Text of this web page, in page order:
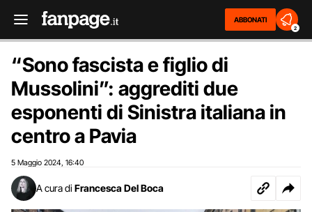
ABBONATI
2
“Sono fascista e figlio di
Mussolini”: aggrediti due
esponenti di Sinistra italiana in
centro a Pavia
5 Maggio 2024 16:40
A cura di Francesca Del Boca